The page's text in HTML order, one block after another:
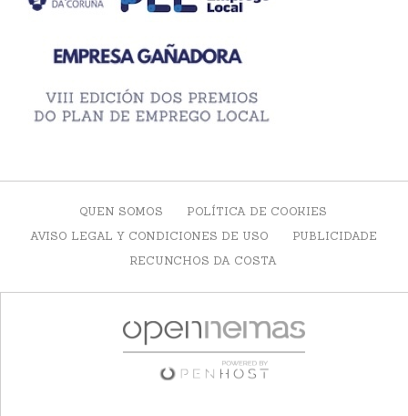
QUEN SOMOS
POLÍTICA DE COOKIES
AVISO LEGAL Y CONDICIONES DE USO
PUBLICIDADE
RECUNCHOS DA COSTA